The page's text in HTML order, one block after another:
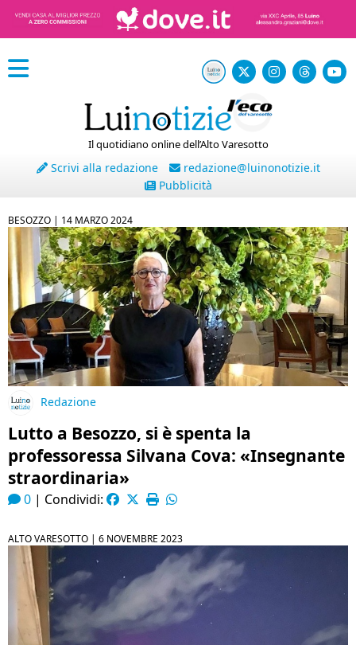
Il quotidiano online dell’Alto Varesotto
Scrivi alla redazione
redazione@luinonotizie.it
Pubblicità
BESOZZO | 14 MARZO 2024
Redazione
Lutto a Besozzo, si è spenta la
professoressa Silvana Cova: «Insegnante
straordinaria»
0 | Condividi:
ALTO VARESOTTO | 6 NOVEMBRE 2023